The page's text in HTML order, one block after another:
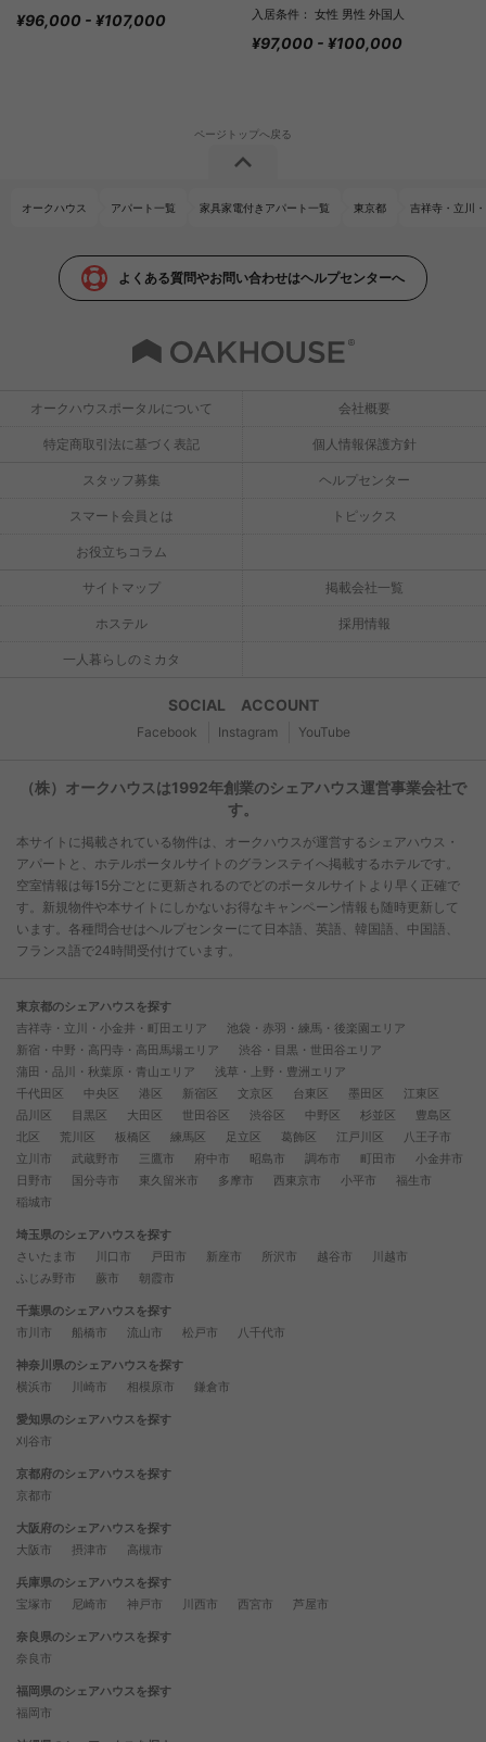
¥96,000 - ¥107,000 入居条件： 女性 男性 外国人
¥97,000 - ¥100,000
オークハウス アパート一覧 家具家電付きアパート一覧 東京都 吉祥寺・立川
よくある質問やお問い合わせはヘルプセンターへ
オークハウスポータルについて 会社概要
特定商取引法に基づく表記 個人情報保護方針
スタッフ募集 ヘルプセンター
スマート会員とは トピックス
お役立ちコラム
サイトマップ 掲載会社一覧
ホステル 採用情報
一人暮らしのミカタ
SOCIAL ACCOUNT
Facebook Instagram YouTube
（株）オークハウスは1992年創業のシェアハウス運営事業会社で
す。
本サイトに掲載されている物件は、オークハウスが運営するシェアハウス・
アパートと、ホテルポータルサイトのグランステイへ掲載するホテルです。
空室情報は毎15分ごとに更新されるのでどのポータルサイトより早く正確で
す。新規物件や本サイトにしかないお得なキャンペーン情報も随時更新して
います。各種問合せはヘルプセンターにて日本語、英語、韓国語、中国語、
フランス語で24時間受付けています。
東京都のシェアハウスを探す
吉祥寺・立川・小金井・町田エリア
池袋・赤羽・練馬・後楽園エリア
新宿・中野・高円寺・高田馬場エリア
渋谷・目黒・世田谷エリア
蒲田・品川・秋葉原・青山エリア
浅草・上野・豊洲エリア
千代田区
中央区 港区 新宿区 文京区 台東区 墨田区
江東区
品川区
目黒区 大田区 世田谷区 渋谷区 中野区 杉並区
豊島区
北区
荒川区 板橋区 練馬区 足立区 葛飾区 江戸川区
八王子市
立川市
武蔵野市 三鷹市 府中市 昭島市 調布市 町田市
小金井市
日野市
国分寺市 東久留米市 多摩市 西東京市 小平市
福生市
稲城市
埼玉県のシェアハウスを探す
さいたま市
川口市 戸田市 新座市 所沢市 越谷市
川越市
ふじみ野市
蕨市 朝霞市
千葉県のシェアハウスを探す
市川市
船橋市 流山市 松戸市 八千代市
神奈川県のシェアハウスを探す
横浜市
川崎市 相模原市 鎌倉市
愛知県のシェアハウスを探す
刈谷市
京都府のシェアハウスを探す
京都市
大阪府のシェアハウスを探す
大阪市
摂津市 高槻市
兵庫県のシェアハウスを探す
宝塚市
尼崎市 神戸市 川西市 西宮市 芦屋市
奈良県のシェアハウスを探す
奈良市
福岡県のシェアハウスを探す
福岡市